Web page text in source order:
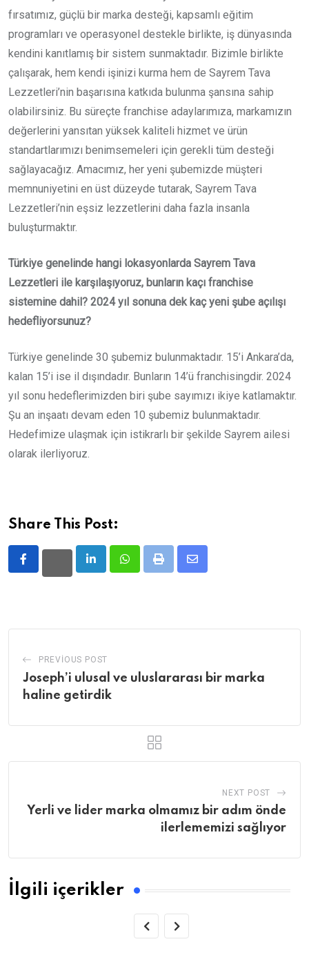
fırsatımız, güçlü bir marka desteği, kapsamlı eğitim
programları ve operasyonel destekle birlikte, iş dünyasında
kendini kanıtlamış bir sistem sunmaktadır. Bizimle birlikte
çalışarak, hem kendi işinizi kurma hem de Sayrem Tava
Lezzetleri’nin başarısına katkıda bulunma şansına sahip
olabilirsiniz. Bu süreçte franchise adaylarımıza, markamızın
değerlerini yansıtan yüksek kaliteli hizmet ve ürün
standartlarımızı benimsemeleri için gerekli tüm desteği
sağlayacağız. Amacımız, her yeni şubemizde müşteri
memnuniyetini en üst düzeyde tutarak, Sayrem Tava
Lezzetleri’nin eşsiz lezzetlerini daha fazla insanla
buluşturmaktır.
Türkiye genelinde hangi lokasyonlarda Sayrem Tava
Lezzetleri ile karşılaşıyoruz, bunların kaçı franchise
sistemine dahil? 2024 yıl sonuna dek kaç yeni şube açılışı
hedefliyorsunuz?
Türkiye genelinde 30 şubemiz bulunmaktadır. 15’i Ankara’da,
kalan 15’i ise il dışındadır. Bunların 14’ü franchisingdir. 2024
yıl sonu hedeflerimizden biri şube sayımızı ikiye katlamaktır.
Şu an inşaatı devam eden 10 şubemiz bulunmaktadır.
Hedefimize ulaşmak için istikrarlı bir şekilde Sayrem ailesi
olarak ilerliyoruz.
Share This Post:
LinkedInWhatsappPrint
Share
PREVIOUS POST
Joseph’i ulusal ve uluslararası bir marka
haline getirdik
NEXT POST
Yerli ve lider marka olmamız bir adım önde
ilerlememizi sağlıyor
İlgili içerikler